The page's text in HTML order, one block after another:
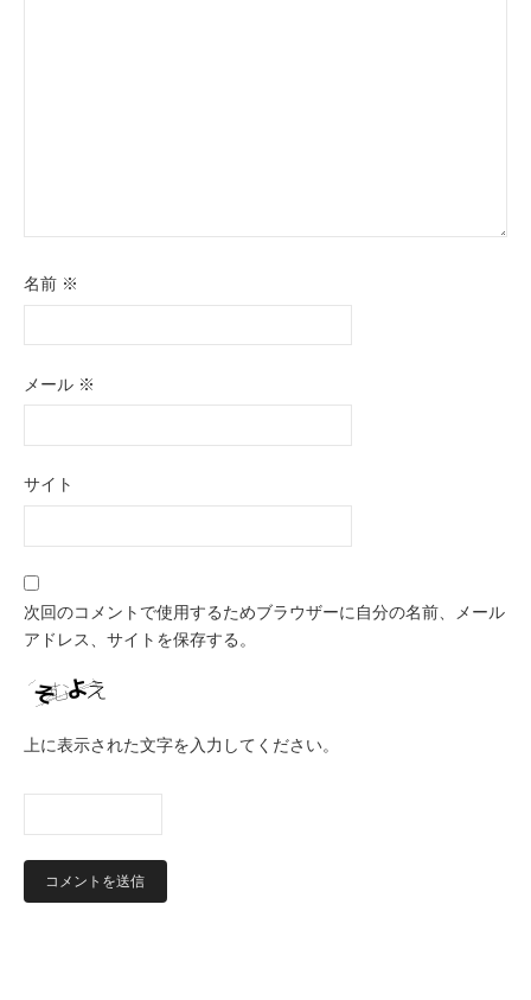
名前 ※
メール ※
サイト
次回のコメントで使用するためブラウザーに自分の名前、メール
アドレス、サイトを保存する。
上に表示された文字を入力してください。